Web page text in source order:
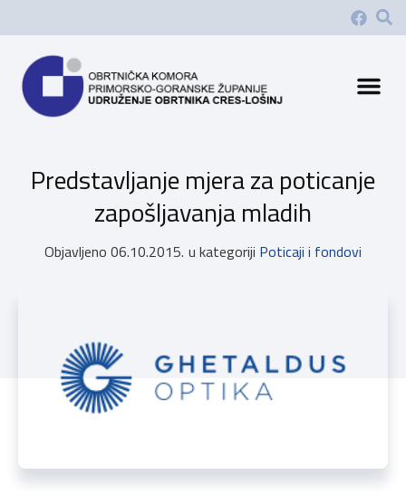
Predstavljanje mjera za poticanje
zapošljavanja mladih
Objavljeno 06.10.2015. u kategoriji Poticaji i fondovi